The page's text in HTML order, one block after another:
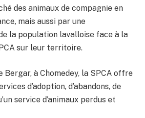
des animaux de compagnie en
mais aussi par une
la population lavalloise face à la
sur leur territoire.
Bergar, à Chomedey, la SPCA offre
d’adoption, d’abandons, de
service d’animaux perdus et